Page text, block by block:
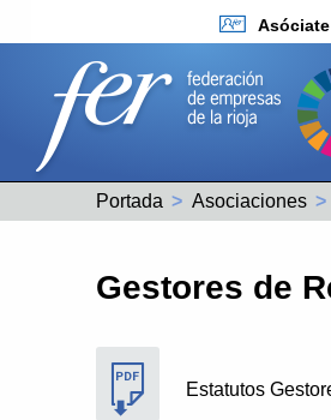
Asóciate
Portada Asociaciones
Gestores de
Estatutos